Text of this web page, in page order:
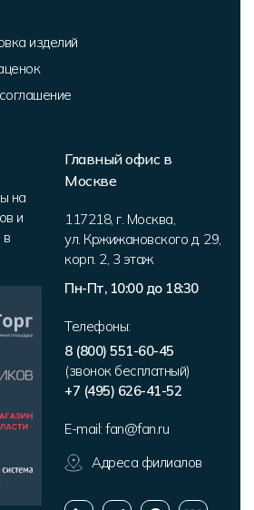
изделий
на
и
в
Главный офис в
Москве
117218, г. Москва,
ул. Кржижановского д. 29,
корп. 2, 3 этаж
Пн-Пт, 10:00 до 18:30
Телефоны:
8 (800) 551-60-45
(звонок бесплатный)
+7 (495) 626-41-52
E-mail: fan@fan.ru
Адреса филиалов